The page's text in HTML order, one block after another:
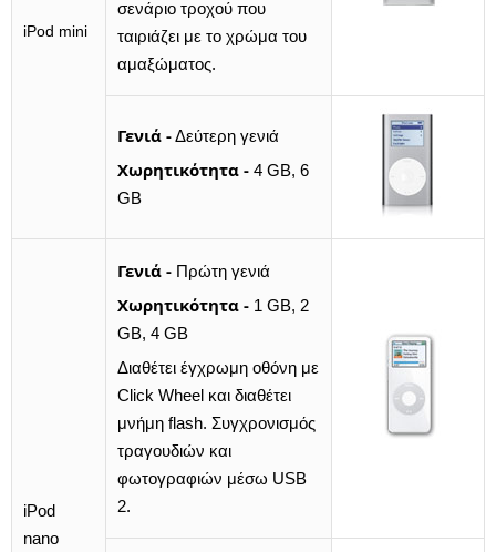
iPod mini
σενάριο τροχού που
ταιριάζει με το χρώμα του
αμαξώματος.
Γενιά -Δεύτερη γενιά
Χωρητικότητα - 4 GB, 6
GB
iPod
nano
Γενιά - Πρώτη γενιά
Χωρητικότητα - 1 GB, 2
GB, 4 GB
Διαθέτει έγχρωμη οθόνη με
Click Wheel και διαθέτει
μνήμη flash. Συγχρονισμός
τραγουδιών και
φωτογραφιών μέσω USB
2.